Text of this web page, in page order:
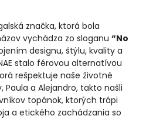
značka, ktorá bola
vychádza zo sloganu “No
designu, štýlu, kvality a
stalo férovou alternatívou
rešpektuje naše životné
Paula a Alejandro, takto našli
topánok, ktorých trápi
a etického zachádzania so